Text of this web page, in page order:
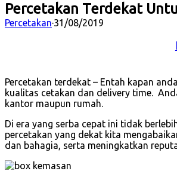
Percetakan Terdekat
Percetakan·31/08/2019
Percetakan terdekat – Entah kapan
kualitas cetakan dan delivery time.
kantor maupun rumah.
Di era yang serba cepat ini tidak
percetakan yang dekat kita
dan bahagia, serta meningkatkan